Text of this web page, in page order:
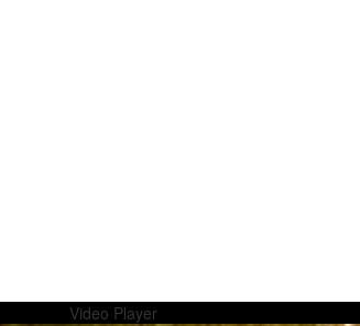
Video Player